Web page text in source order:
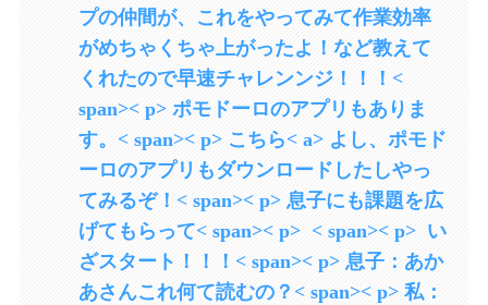
プの仲間が、これをやってみて作業効率
がめちゃくちゃ上がったよ！など教えて
くれたので早速チャレンンジ！！！<
span>< p> ポモドーロのアプリもありま
す。< span>< p> こちら< a> よし、ポモド
ーロのアプリもダウンロードしたしやっ
てみるぞ！< span>< p> 息子にも課題を広
げてもらって< span>< p> < span>< p> い
ざスタート！！！< span>< p> 息子：あか
あさんこれ何て読むの？< span>< p> 私：